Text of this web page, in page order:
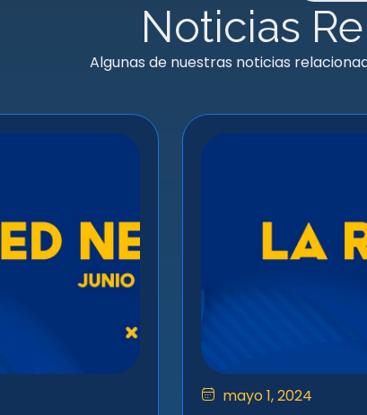
Noticias
Algunas de nuestras noticias
mayo 1, 2024